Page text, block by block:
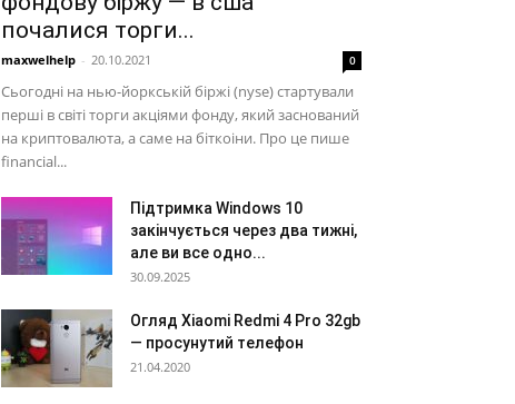
почалися торги...
maxwelhelp - 20.10.2021 0
Сьогодні на нью-йоркській біржі (nyse) стартували
перші в світі торги акціями фонду, який заснований
на криптовалюта, а саме на біткоіни. Про це пише
financial...
Підтримка Windows 10
закінчується через два тижні,
але ви все одно...
30.09.2025
Огляд Xiaomi Redmi 4 Pro 32gb
— просунутий телефон
21.04.2020